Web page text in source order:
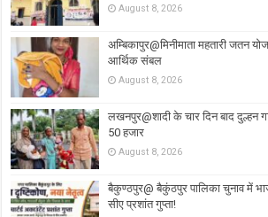
August 8, 2026
अम्बिकापुर@मिनीमाता महतारी जतन
आर्थिक संबल
August 8, 2026
लखनपुर@शादी के चार दिन बाद दुल्हन
50 हजार
August 8, 2026
बैकुण्ठपुर@ बैकुंठपुर पालिका चुनाव में
सीए प्रशांत गुप्ता!